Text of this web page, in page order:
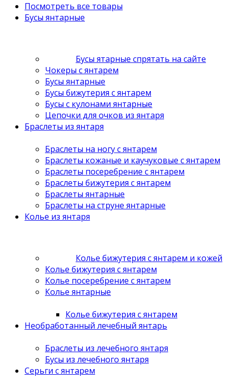
Посмотреть все товары
Бусы янтарные
Бусы ятарные спрятать на сайте
Чокеры с янтарем
Бусы янтарные
Бусы бижутерия с янтарем
Бусы с кулонами янтарные
Цепочки для очков из янтаря
Браслеты из янтаря
Браслеты на ногу с янтарем
Браслеты кожаные и каучуковые с янтарем
Браслеты посеребрение с янтарем
Браслеты бижутерия с янтарем
Браслеты янтарные
Браслеты на струне янтарные
Колье из янтаря
Колье бижутерия с янтарем и кожей
Колье бижутерия с янтарем
Колье посеребрение с янтарем
Колье янтарные
Колье бижутерия с янтарем
Необработанный лечебный янтарь
Браслеты из лечебного янтаря
Бусы из лечебного янтаря
Серьги с янтарем